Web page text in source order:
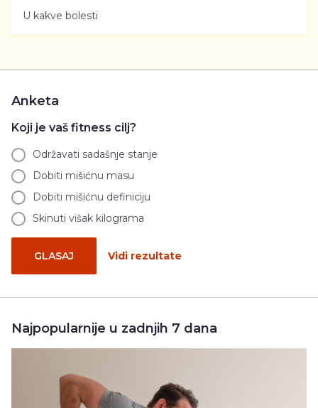
U kakve bolesti
Anketa
Koji je vaš fitness cilj?
Održavati sadašnje stanje
Dobiti mišićnu masu
Dobiti mišićnu definiciju
Skinuti višak kilograma
GLASAJ Vidi rezultate
Najpopularnije u zadnjih 7 dana